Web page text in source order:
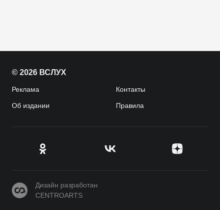
© 2026 ВСЛУХ
Реклама Контакты
Об издании Правила
CENTROARTS